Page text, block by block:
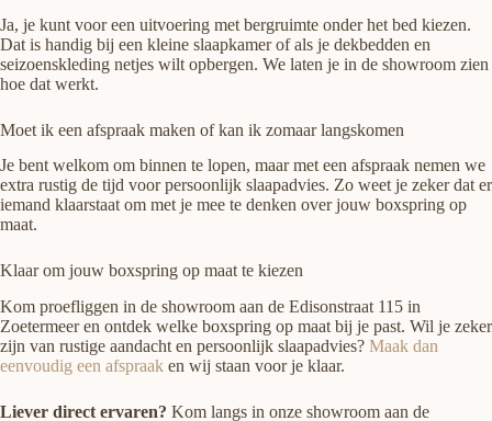
Ja, je kunt voor een uitvoering met bergruimte onder het bed kiezen.
Dat is handig bij een kleine slaapkamer of als je dekbedden en
seizoenskleding netjes wilt opbergen. We laten je in de showroom zien
hoe dat werkt.
Moet ik een afspraak maken of kan ik zomaar langskomen
Je bent welkom om binnen te lopen, maar met een afspraak nemen we
extra rustig de tijd voor persoonlijk slaapadvies. Zo weet je zeker dat er
iemand klaarstaat om met je mee te denken over jouw boxspring op
maat.
Klaar om jouw boxspring op maat te kiezen
Kom proefliggen in de showroom aan de Edisonstraat 115 in
Zoetermeer en ontdek welke boxspring op maat bij je past. Wil je zeker
zijn van rustige aandacht en persoonlijk slaapadvies? Maak dan
eenvoudig een afspraak en wij staan voor je klaar.
Liever direct ervaren? Kom langs in onze showroom aan de